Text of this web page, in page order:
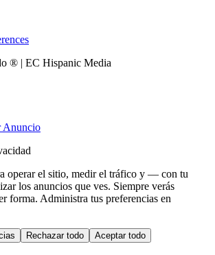
® | EC Hispanic Media
Anuncio
operar el sitio, medir el tráfico y — con tu
los anuncios que ves. Siempre verás
forma. Administra tus preferencias en
Rechazar todo Aceptar todo